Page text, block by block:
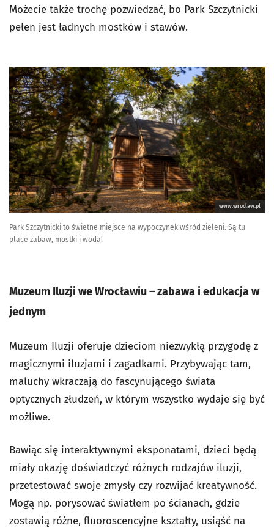
Możecie także trochę pozwiedzać, bo Park Szczytnicki
pełen jest ładnych mostków i stawów.
www.wroclaw.pl
Park Szczytnicki to świetne miejsce na wypoczynek wśród zieleni. Są tu
place zabaw, mostki i woda!
Muzeum Iluzji we Wrocławiu – zabawa i edukacja w
jednym
Muzeum Iluzji oferuje dzieciom niezwykłą przygodę z
magicznymi iluzjami i zagadkami. Przybywając tam,
maluchy wkraczają do fascynującego świata
optycznych złudzeń, w którym wszystko wydaje się być
możliwe.
Bawiąc się interaktywnymi eksponatami, dzieci będą
miały okazję doświadczyć różnych rodzajów iluzji,
przetestować swoje zmysły czy rozwijać kreatywność.
Mogą np. porysować światłem po ścianach, gdzie
zostawią różne, fluoroscencyjne kształty, usiąść na